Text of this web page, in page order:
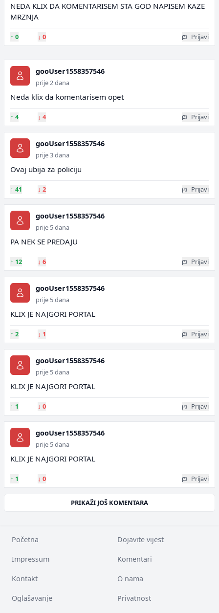
NEDA KLIX DA KOMENTARISEM STA GOD NAPISEM KAZE
MRZNJA
↑ 0 ↓ 0 Prijavi
gooUser1558357546
prije 2 dana
Neda klix da komentarisem opet
↑ 4 ↓ 4 Prijavi
gooUser1558357546
prije 3 dana
Ovaj ubija za policiju
↑ 41 ↓ 2 Prijavi
gooUser1558357546
prije 5 dana
PA NEK SE PREDAJU
↑ 12 ↓ 6 Prijavi
gooUser1558357546
prije 5 dana
KLIX JE NAJGORI PORTAL
↑ 2 ↓ 1 Prijavi
gooUser1558357546
prije 5 dana
KLIX JE NAJGORI PORTAL
↑ 1 ↓ 0 Prijavi
gooUser1558357546
prije 5 dana
KLIX JE NAJGORI PORTAL
↑ 1 ↓ 0 Prijavi
PRIKAŽI JOŠ KOMENTARA
Početna Dojavite vijest
Impressum Komentari
Kontakt O nama
Oglašavanje Privatnost